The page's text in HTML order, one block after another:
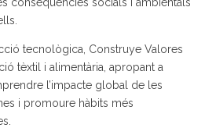
tecnològica, Construye Valores
tèxtil i alimentària, apropant a
l’impacte global de les
i promoure hàbits més